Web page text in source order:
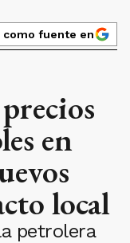
como fuente en
en
local
petrolera